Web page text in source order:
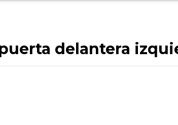
delantera